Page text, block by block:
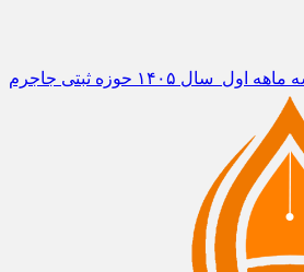
سال ۱۴۰۵ حوزه ثبتی جاجرم